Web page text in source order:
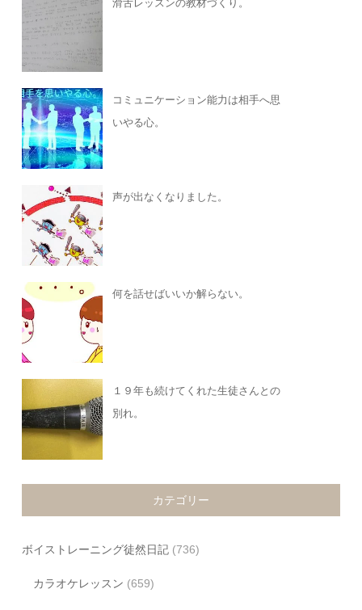
滑舌レッスンの教材づくり。
コミュニケーション能力は相手へ思
いやる心。
声が出なくなりました。
何を話せばいいか解らない。
１９年も続けてくれた生徒さんとの
別れ。
カテゴリー
ボイストレーニング徒然日記 (736)
カラオケレッスン (659)